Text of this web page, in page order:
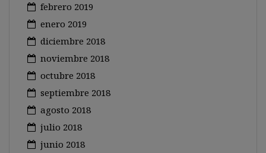
febrero 2019
enero 2019
diciembre 2018
noviembre 2018
octubre 2018
septiembre 2018
agosto 2018
julio 2018
junio 2018